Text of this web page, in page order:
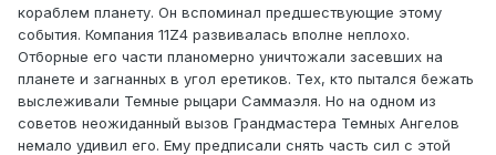
кораблем планету. Он вспоминал предшествующие этому
события. Компания 11Z4 развивалась вполне неплохо.
Отборные его части планомерно уничтожали засевших на
планете и загнанных в угол еретиков. Тех, кто пытался бежать
выслеживали Темные рыцари Саммаэля. Но на одном из
советов неожиданный вызов Грандмастера Темных Ангелов
немало удивил его. Ему предписали снять часть сил с этой